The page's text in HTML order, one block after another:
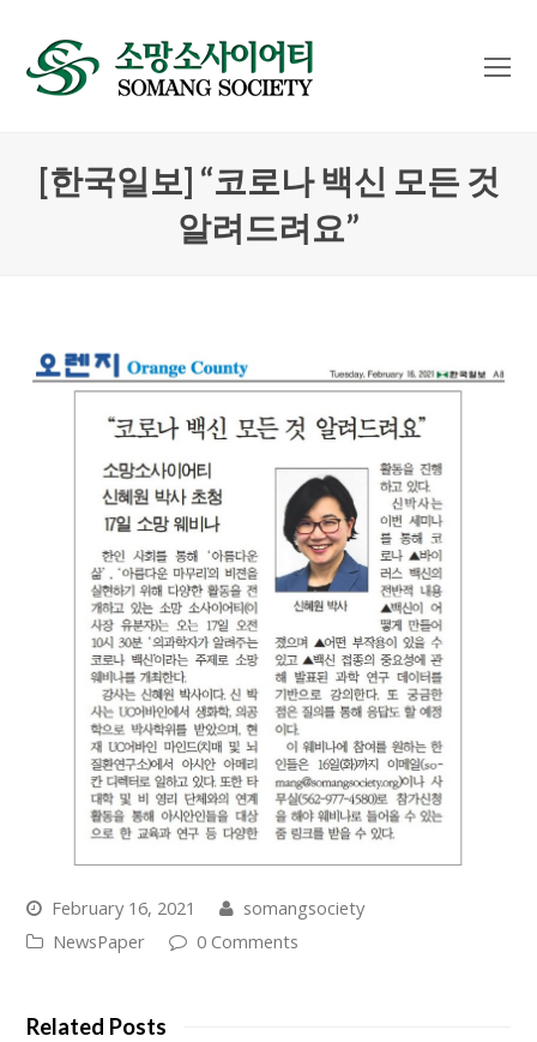
[한국일보] “코로나 백신 모든 것
알려드려요”
February 16, 2021
somangsociety
NewsPaper
0 Comments
Related Posts